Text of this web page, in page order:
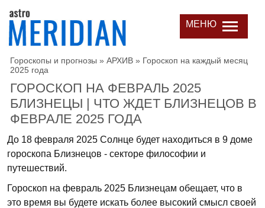
МЕНЮ
Гороскопы и прогнозы » АРХИВ » Гороскоп на каждый месяц
2025 года
ГОРОСКОП НА ФЕВРАЛЬ 2025
БЛИЗНЕЦЫ | ЧТО ЖДЕТ БЛИЗНЕЦОВ В
ФЕВРАЛЕ 2025 ГОДА
До 18 февраля 2025 Солнце будет находиться в 9 доме
гороскопа Близнецов - секторе философии и
путешествий.
Гороскоп на февраль 2025 Близнецам обещает, что в
это время вы будете искать более высокий смысл своей